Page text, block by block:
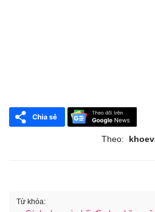
Theo:
Từ khóa: